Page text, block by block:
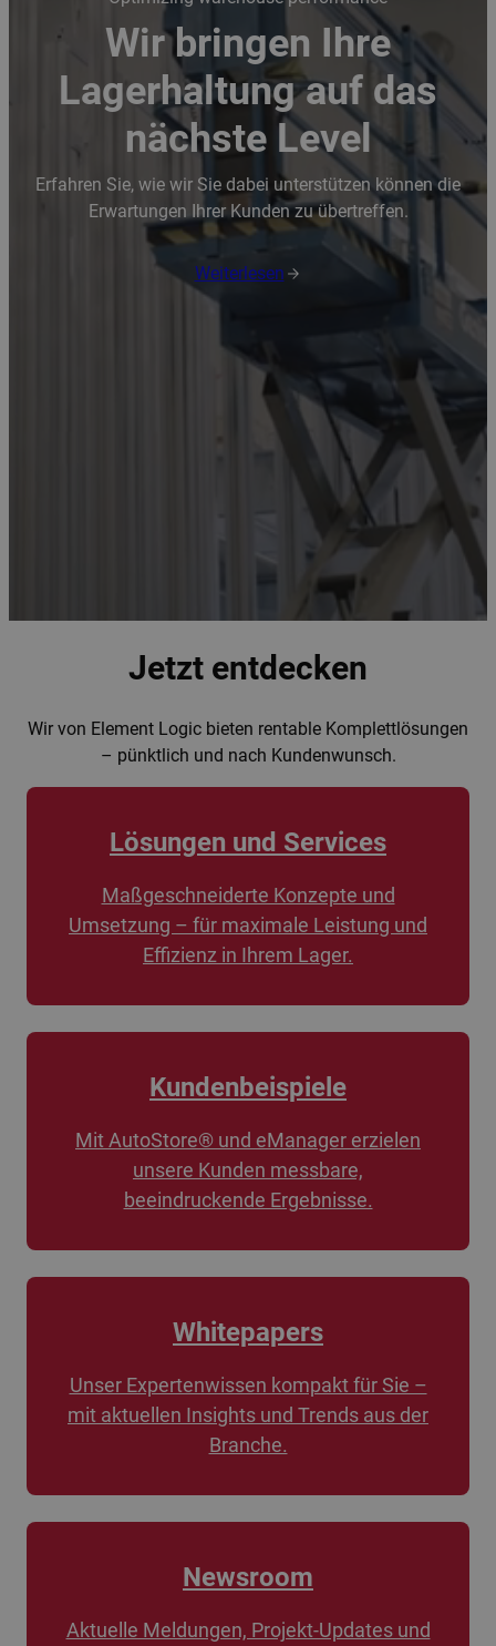
Wir bringen Ihre
Lagerhaltung auf das
nächste Level
Erfahren Sie, wie wir Sie dabei unterstützen können die
Erwartungen Ihrer Kunden zu übertreffen.
Weiterlesen
Jetzt entdecken
Wir von Element Logic bieten rentable Komplettlösungen
– pünktlich und nach Kundenwunsch.
Lösungen und Services
Maßgeschneiderte Konzepte und
Umsetzung – für maximale Leistung und
Effizienz in Ihrem Lager.
Kundenbeispiele
Mit AutoStore® und eManager erzielen
unsere Kunden messbare,
beeindruckende Ergebnisse.
Whitepapers
Unser Expertenwissen kompakt für Sie –
mit aktuellen Insights und Trends aus der
Branche.
Newsroom
Aktuelle Meldungen, Projekt-Updates und